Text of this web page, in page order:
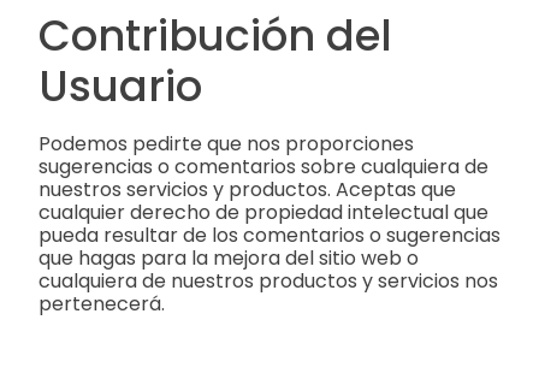
Contribución del
Usuario
Podemos pedirte que nos proporciones
sugerencias o comentarios sobre cualquiera de
nuestros servicios y productos. Aceptas que
cualquier derecho de propiedad intelectual que
pueda resultar de los comentarios o sugerencias
que hagas para la mejora del sitio web o
cualquiera de nuestros productos y servicios nos
pertenecerá.